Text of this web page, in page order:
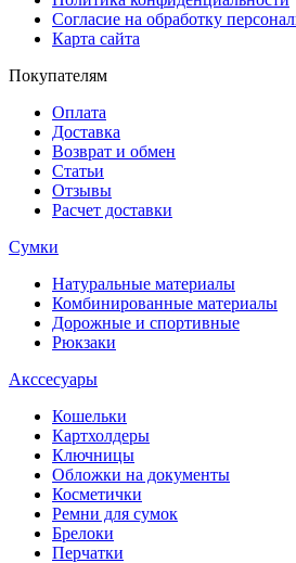
Согласие на обработку
Карта сайта
Покупателям
Оплата
Доставка
Возврат и обмен
Статьи
Отзывы
Расчет доставки
Сумки
Натуральные материалы
Комбинированные материалы
Дорожные и спортивные
Рюкзаки
Акссесуары
Кошельки
Картхолдеры
Ключницы
Обложки на документы
Косметички
Ремни для сумок
Брелоки
Перчатки